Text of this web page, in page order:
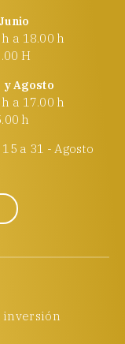
Junio
a 18.00 h
H
y Agosto
a 17.00 h
h
a 31 - Agosto
inversión